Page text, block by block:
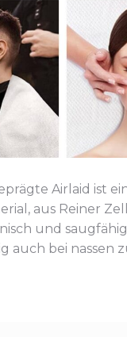
Airlaid ist
aus Reiner
und
auch bei nassen